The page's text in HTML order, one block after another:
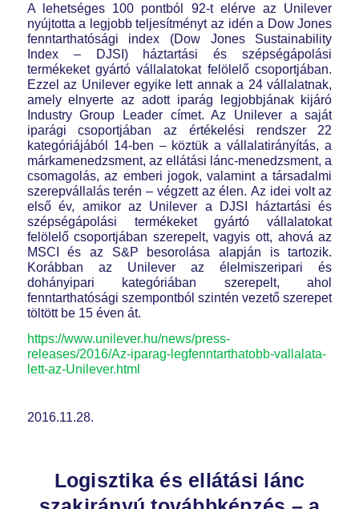
A lehetséges 100 pontból 92-t elérve az Unilever
nyújtotta a legjobb teljesítményt az idén a Dow Jones
fenntarthatósági index (Dow Jones Sustainability
Index – DJSI) háztartási és szépségápolási
termékeket gyártó vállalatokat felölelő csoportjában.
Ezzel az Unilever egyike lett annak a 24 vállalatnak,
amely elnyerte az adott iparág legjobbjának kijáró
Industry Group Leader címet. Az Unilever a saját
iparági csoportjában az értékelési rendszer 22
kategóriájából 14-ben – köztük a vállalatirányítás, a
márkamenedzsment, az ellátási lánc-menedzsment, a
csomagolás, az emberi jogok, valamint a társadalmi
szerepvállalás terén – végzett az élen. Az idei volt az
első év, amikor az Unilever a DJSI háztartási és
szépségápolási termékeket gyártó vállalatokat
felölelő csoportjában szerepelt, vagyis ott, ahová az
MSCI és az S&P besorolása alapján is tartozik.
Korábban az Unilever az élelmiszeripari és
dohányipari kategóriában szerepelt, ahol
fenntarthatósági szempontból szintén vezető szerepet
töltött be 15 éven át.
https://www.unilever.hu/news/press-
releases/2016/Az-iparag-legfenntarthatobb-vallalata-
lett-az-Unilever.html
2016.11.28.
Logisztika és ellátási lánc